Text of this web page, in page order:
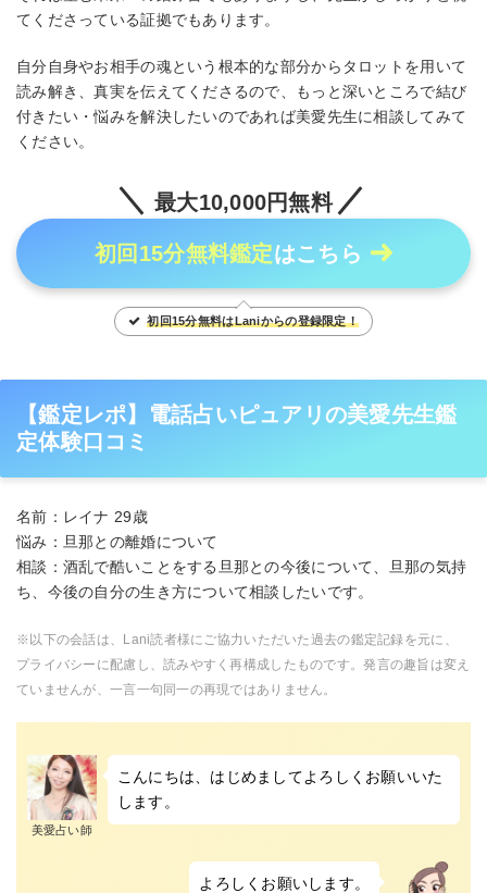
てくださっている証拠でもあります。
自分自身やお相手の魂という根本的な部分からタロットを用いて
読み解き、真実を伝えてくださるので、もっと深いところで結び
付きたい・悩みを解決したいのであれば美愛先生に相談してみて
ください。
最大10,000円無料
初回15分無料鑑定はこちら
初回15分無料はLaniからの登録限定！
【鑑定レポ】電話占いピュアリの美愛先生鑑
定体験口コミ
名前：レイナ 29歳
悩み：旦那との離婚について
相談：酒乱で酷いことをする旦那との今後について、旦那の気持
ち、今後の自分の生き方について相談したいです。
※以下の会話は、Lani読者様にご協力いただいた過去の鑑定記録を元に、
プライバシーに配慮し、読みやすく再構成したものです。発言の趣旨は変え
ていませんが、一言一句同一の再現ではありません。
美愛占い師
こんにちは、はじめましてよろしくお願いいた
します。
よろしくお願いします。